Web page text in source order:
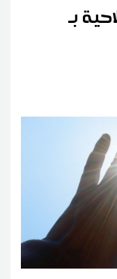
بـ